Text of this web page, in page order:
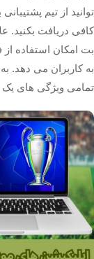
توانید از تیم
کافی دریافت بکنید.
بت امکان استفاده
به کاربران می دهد.
تمامی ویژگی های یک